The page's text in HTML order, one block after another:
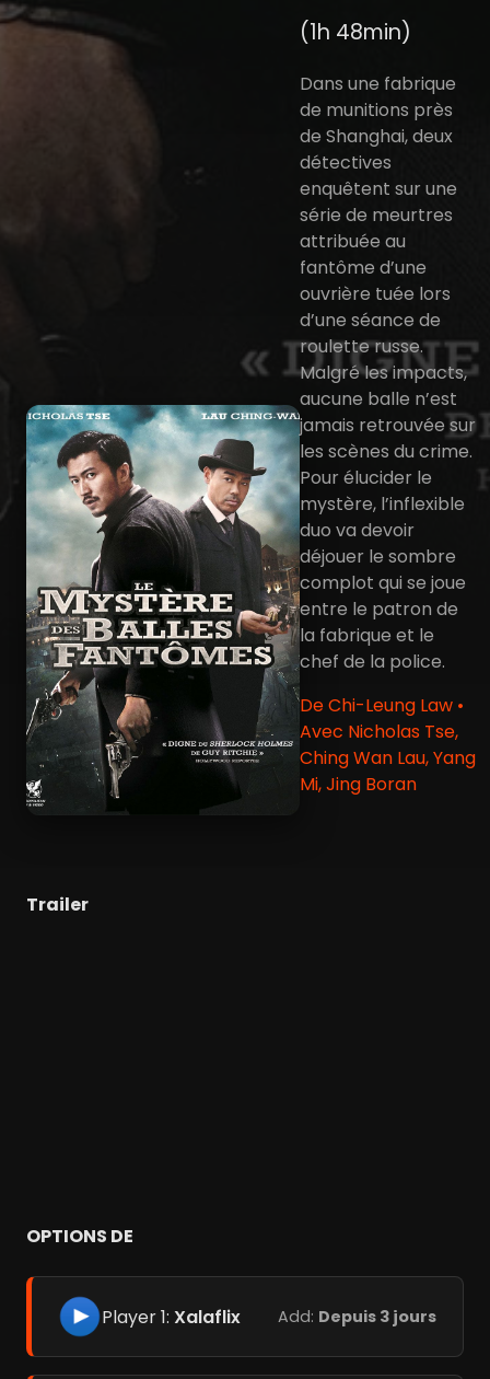
(1h 48min)
Dans une fabrique
de munitions près
de Shanghai, deux
détectives
enquêtent sur une
série de meurtres
attribuée au
fantôme d’une
ouvrière tuée lors
d’une séance de
roulette russe.
Malgré les impacts,
aucune balle n’est
jamais retrouvée sur
les scènes du crime.
Pour élucider le
mystère, l’inflexible
duo va devoir
déjouer le sombre
complot qui se joue
entre le patron de
la fabrique et le
chef de la police.
De Chi-Leung Law •
Avec Nicholas Tse,
Ching Wan Lau, Yang
Mi, Jing Boran
Trailer
OPTIONS DE
Player 1: Xalaflix Add: Depuis 3 jours